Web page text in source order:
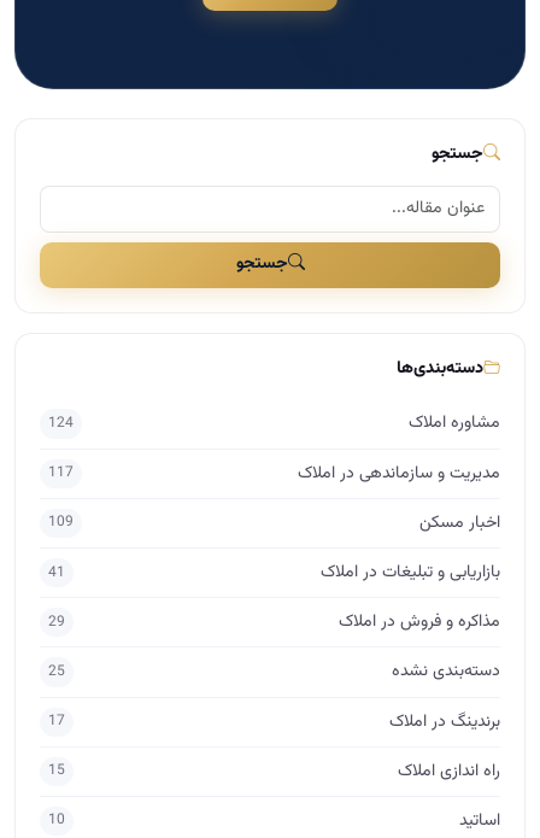
جستجو
جستجو
دسته‌بندی‌ها
مشاوره املاک 124
مدیریت و سازماندهی در املاک 117
اخبار مسکن 109
بازاریابی و تبلیغات در املاک 41
مذاکره و فروش در املاک 29
دسته‌بندی نشده 25
برندینگ در املاک 17
راه اندازی املاک 15
اساتید 10